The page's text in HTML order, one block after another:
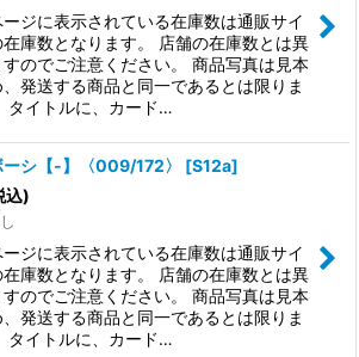
ジに表示されている在庫数は通販サイ
在庫数となります。 店舗の在庫数とは異
すのでご注意ください。 商品写真は見本
発送する商品と同一であるとは限りま
タイトルに、カード…
ーシ【-】〈009/172〉 [S12a]
込)
ジに表示されている在庫数は通販サイ
在庫数となります。 店舗の在庫数とは異
すのでご注意ください。 商品写真は見本
発送する商品と同一であるとは限りま
タイトルに、カード…